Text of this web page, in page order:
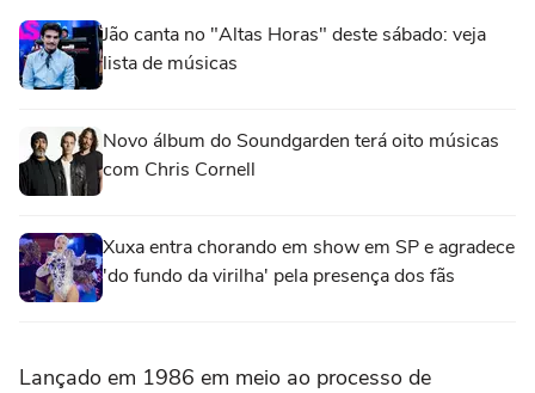
Jão canta no "Altas Horas" deste sábado: veja
lista de músicas
Novo álbum do Soundgarden terá oito músicas
com Chris Cornell
Xuxa entra chorando em show em SP e agradece
'do fundo da virilha' pela presença dos fãs
Lançado em 1986 em meio ao processo de